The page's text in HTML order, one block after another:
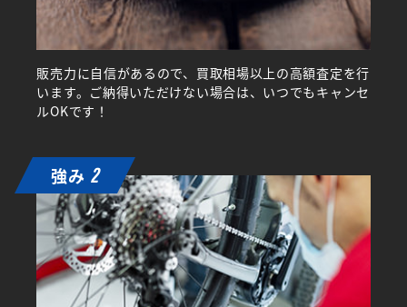
販売力に自信があるので、買取相場以上の高額査定を行
います。ご納得いただけない場合は、いつでもキャンセ
ルOKです！
強み 2